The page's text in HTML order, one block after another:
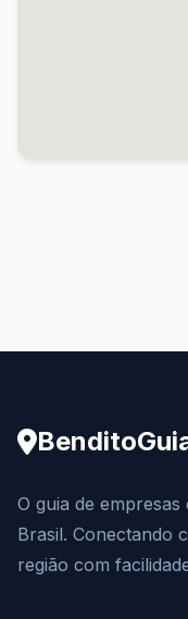
O guia de
Brasil. Conectando
região com